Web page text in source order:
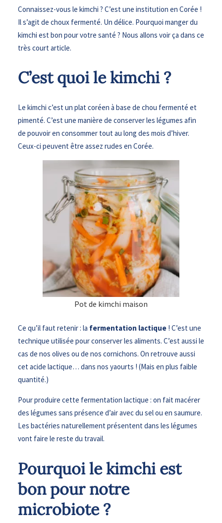
Connaissez-vous le kimchi ? C’est une institution en Corée !
Il s’agit de choux fermenté. Un délice. Pourquoi manger du
kimchi est bon pour votre santé ? Nous allons voir ça dans ce
très court article.
C’est quoi le kimchi ?
Le kimchi c’est un plat coréen à base de chou fermenté et
pimenté. C’est une manière de conserver les légumes afin
de pouvoir en consommer tout au long des mois d’hiver.
Ceux-ci peuvent être assez rudes en Corée.
Pot de kimchi maison
Ce qu’il faut retenir : la fermentation lactique ! C’est une
technique utilisée pour conserver les aliments. C’est aussi le
cas de nos olives ou de nos cornichons. On retrouve aussi
cet acide lactique… dans nos yaourts ! (Mais en plus faible
quantité.)
Pour produire cette fermentation lactique : on fait macérer
des légumes sans présence d’air avec du sel ou en saumure.
Les bactéries naturellement présentent dans les légumes
vont faire le reste du travail.
Pourquoi le kimchi est
bon pour notre
microbiote ?